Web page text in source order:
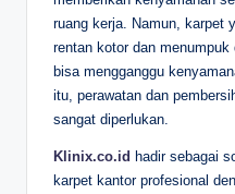
ruang kerja. Namun, karpet
rentan kotor dan
bisa mengganggu
itu, perawatan dan
sangat diperlukan.
Klinix.co.id hadir sebagai
karpet kantor profesional